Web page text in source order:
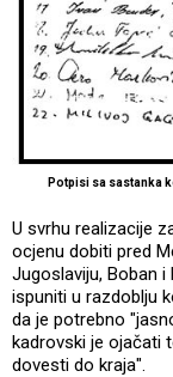
Potpisi sa sastanka
U svrhu realizacije
ocjenu dobiti pred
Jugoslaviju, Boban
ispuniti u razdoblju
da je potrebno
kadrovski je ojačati
dovesti do kraja".